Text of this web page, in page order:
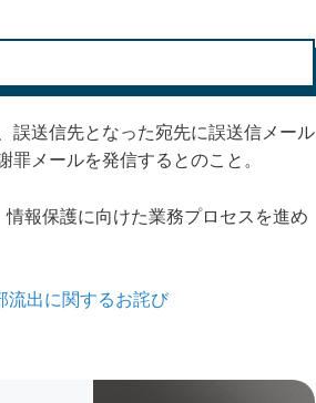
誤送信先となった宛先に誤送信メール
メールを発信するとのこと。
報保護に向けた業務プロセスを進め
流出に関するお詫び